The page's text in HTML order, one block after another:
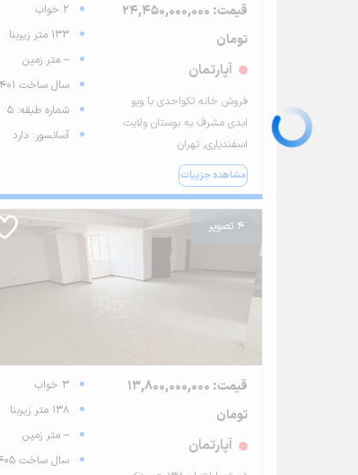
قیمت: 24,450,000,000
تومان
آپارتمان
فروش خانه تکواحدی با ویو
ابدی مشرف به بوستان ولایت
اسفندیاری, تهران
مشاهده جزییات
2 خواب
133 متر زیربنا
-- متر زمین
سال ساخت 1401
شماره طبقه: 5
آسانسور: دارد
4 تصویر
قیمت: 13,800,000,000
تومان
آپارتمان
3 خواب
138 متر زیربنا
-- متر زمین
سال ساخت 1405